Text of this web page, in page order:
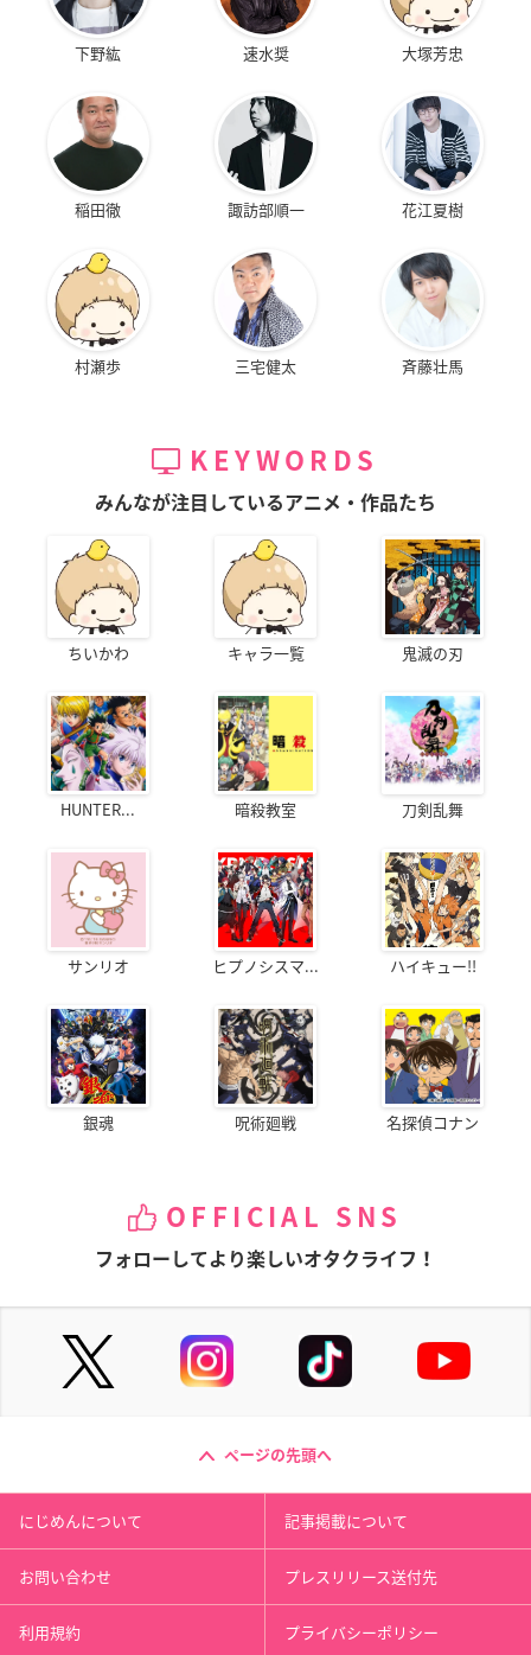
下野紘 速水奨 大塚芳忠
稲田徹 諏訪部順一 花江夏樹
村瀬歩 三宅健太 斉藤壮馬
KEYWORDS
みんなが注目しているアニメ・作品たち
ちいかわ キャラ一覧 鬼滅の刃
HUNTER... 暗殺教室 刀剣乱舞
サンリオ ヒプノシスマ... ハイキュー!!
銀魂 呪術廻戦 名探偵コナン
OFFICIAL SNS
フォローしてより楽しいオタクライフ！
ページの先頭へ
にじめんについて 記事掲載について
お問い合わせ プレスリリース送付先
利用規約 プライバシーポリシー